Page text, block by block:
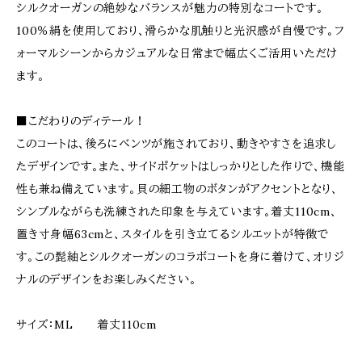
シルクオーガンの絶妙なバランスが魅力の特別なコートです。
100％絹を使用しており、滑らかな肌触りと光沢感が自慢です。フ
ォーマルシーンからカジュアルな日常まで幅広くご活用いただけ
ます。
■こだわりのディテール！
このコートは、後ろにベンツが施されており、動きやすさを追求し
たデザインです。また、サイドポケットはしっかりとした作りで、機能
性も兼ね備えています。貝の細工物のボタンがアクセントとなり、
シンプルながらも洗練された印象を与えています。着丈110cm、
置き寸身幅63cmと、スタイルを引き立てるシルエットが特徴で
す。この髭紬とシルクオーガンのコラボコートを身に着けて、オリジ
ナルのデザインをお楽しみください。
サイズ：ML 着丈110cm